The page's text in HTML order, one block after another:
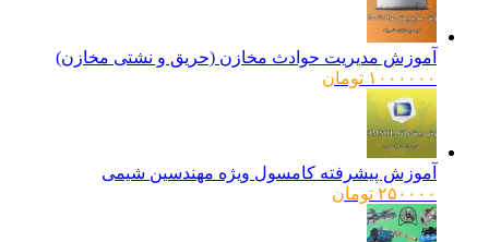
آموزش مدیریت حوادث مخازن (حریق و نشتی مخازن)
۱۰۰۰۰۰۰ تومان
آموزش پیشرفته کامسول ویژه مهندسین شیمی
۲۵۰۰۰۰ تومان